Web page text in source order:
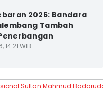
2026: Bandara
Tambah
14:21 WIB
Sultan Mahmud